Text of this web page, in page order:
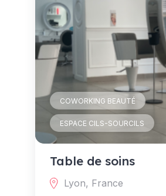
COWORKING BEAUTÉ
ESPACE CILS-SOURCILS
Table de soins
Lyon, France